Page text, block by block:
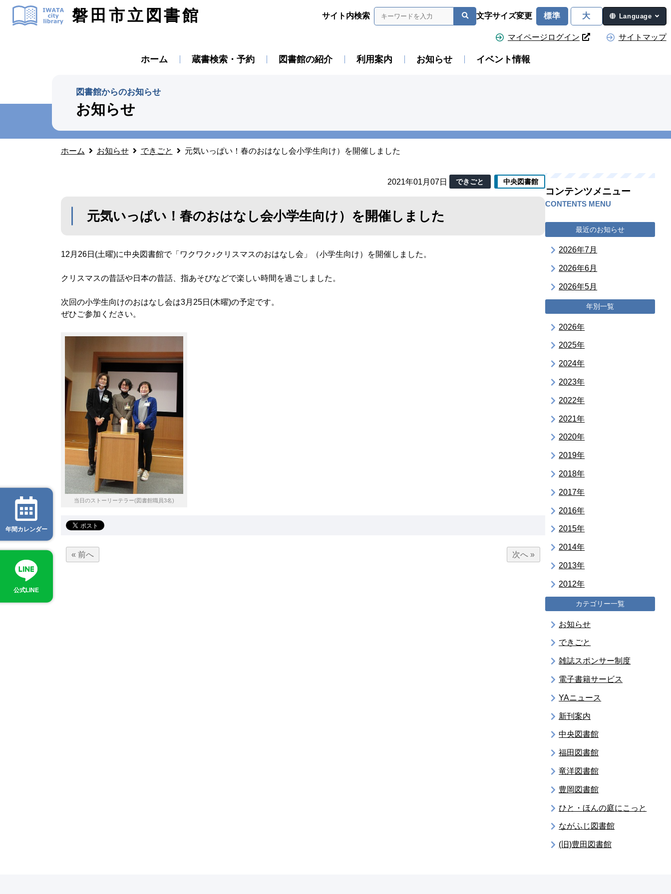
磐田市立図書館 サイト内検索 文字サイズ変更 標準 大 Language
マイページログイン サイトマップ
ホーム 蔵書検索・予約 図書館の紹介 利用案内 お知らせ イベント情報
図書館からのお知らせ
お知らせ
ホーム お知らせ できごと 元気いっぱい！春のおはなし会小学生向け）を開催しました
2021年01月07日 できごと 中央図書館
元気いっぱい！春のおはなし会小学生向け）を開催しました
12月26日(土曜)に中央図書館で「ワクワク♪クリスマスのおはなし会」（小学生向け）を開催しました。
クリスマスの昔話や日本の昔話、指あそびなどで楽しい時間を過ごしました。
次回の小学生向けのおはなし会は3月25日(木曜)の予定です。
ぜひご参加ください。
当日のストーリーテラー(図書館職員3名)
« 前へ 次へ »
コンテンツメニュー
CONTENTS MENU
最近のお知らせ
2026年7月
2026年6月
2026年5月
年別一覧
2026年
2025年
2024年
2023年
2022年
2021年
2020年
2019年
2018年
2017年
2016年
2015年
2014年
2013年
2012年
カテゴリー一覧
お知らせ
できごと
雑誌スポンサー制度
電子書籍サービス
YAニュース
新刊案内
中央図書館
福田図書館
竜洋図書館
豊岡図書館
ひと・ほんの庭にこっと
ながふじ図書館
(旧)豊田図書館
年間カレンダー
公式LINE